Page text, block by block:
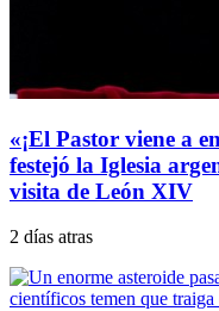
«¡El Pastor viene a
festejó la Iglesia
visita de León XIV
2 días atras